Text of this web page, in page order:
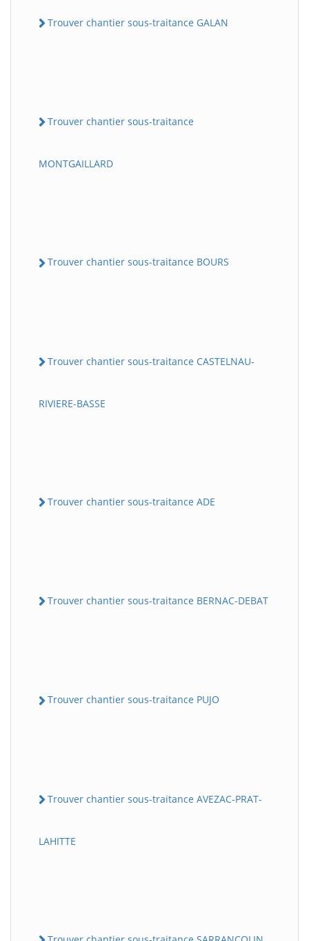
Trouver chantier sous-traitance GALAN
Trouver chantier sous-traitance
MONTGAILLARD
Trouver chantier sous-traitance BOURS
Trouver chantier sous-traitance CASTELNAU-
RIVIERE-BASSE
Trouver chantier sous-traitance ADE
Trouver chantier sous-traitance BERNAC-DEBAT
Trouver chantier sous-traitance PUJO
Trouver chantier sous-traitance AVEZAC-PRAT-
LAHITTE